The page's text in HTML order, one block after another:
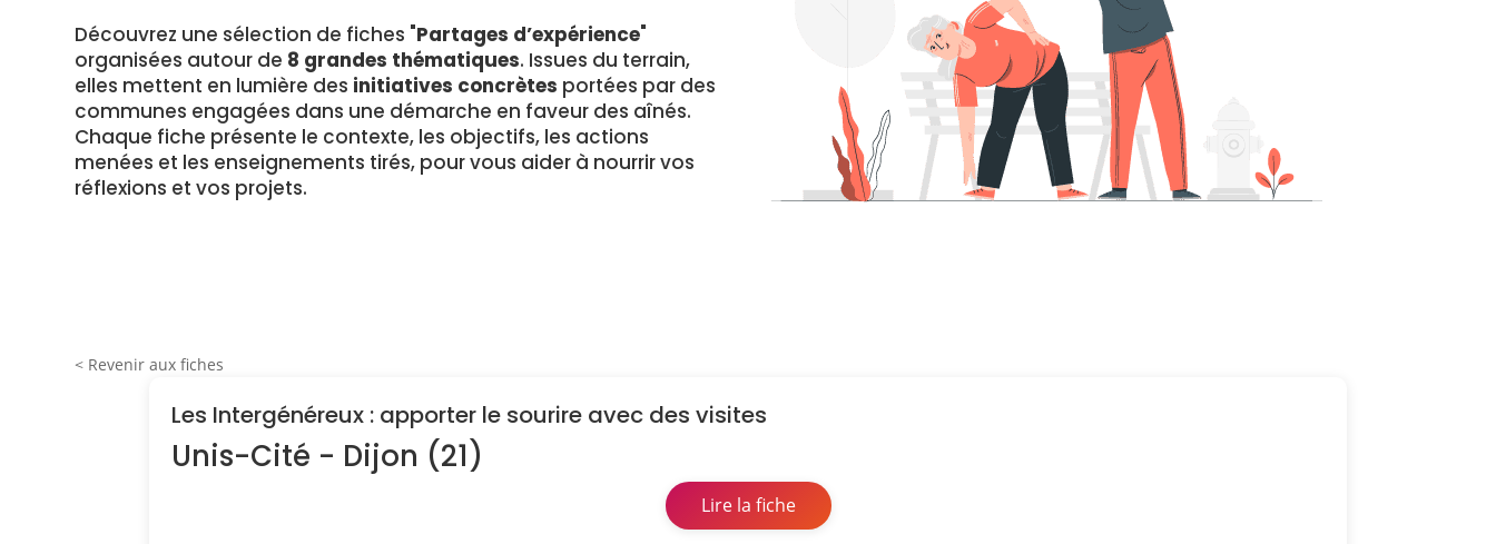
Découvrez une sélection de fiches "Partages d’expérience"
organisées autour de 8 grandes thématiques. Issues du terrain,
elles mettent en lumière des initiatives concrètes portées par des
communes engagées dans une démarche en faveur des aînés.
Chaque fiche présente le contexte, les objectifs, les actions
menées et les enseignements tirés, pour vous aider à nourrir vos
réflexions et vos projets.
< Revenir aux fiches
Les Intergénéreux : apporter le sourire avec des visites
Unis-Cité - Dijon (21)
Lire la fiche